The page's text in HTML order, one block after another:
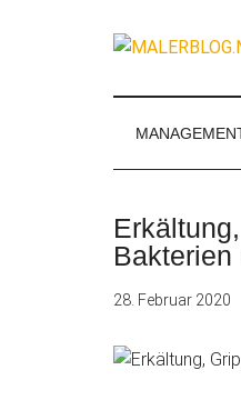
Magazin
Stuckateure
Bakterien
28. Februar 2020